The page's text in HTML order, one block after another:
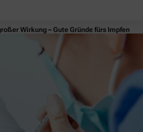
Wirkung – Gute Gründe fürs Impfen